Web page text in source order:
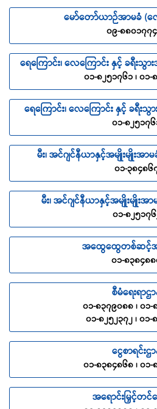
မော်တော်ယာဉ်အာမခံ (လျ
၀၉-၈၈၀၁၇၇
ရေကြောင်း၊ လေကြောင်း နှင့် ခရီး
၀၁-၈၂၅၁၇၆၁ ၊ ၀၁
ရေကြောင်း၊ လေကြောင်း နှင့် ခရီးသွ
၀၁-၈၂၅၁၇
မီး၊ အင်ဂျင်နီယာနှင့်အမျိုးမျိုး
၀၁-၃၈၄၈၆
မီး၊ အင်ဂျင်နီယာနှင့်အမျိုးမျိုးအ
၀၁-၈၂၅၁၇
အထွေထွေတစ်ဆင့်အ
၀၁-၈၃၈၄၈
စီမံရေးရာဌ
၀၁-၈၃၇၉၀၈၈ ၊ ၀၁
၀၁-၈၂၅၂၃၇၂ ၊ ၀၁-
ငွေစာရင်းဌ
၀၁-၈၃၈၄၈၆၈ ၊ ၀၁
အရောင်းမြှင့်တင်